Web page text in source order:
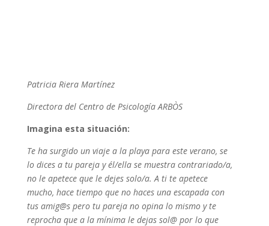
Patricia Riera Martínez
Directora del Centro de Psicología ARBÒS
Imagina esta situación:
Te ha surgido un viaje a la playa para este verano, se
lo dices a tu pareja y él/ella se muestra contrariado/a,
no le apetece que le dejes solo/a. A ti te apetece
mucho, hace tiempo que no haces una escapada con
tus amig@s pero tu pareja no opina lo mismo y te
reprocha que a la mínima le dejas sol@ por lo que